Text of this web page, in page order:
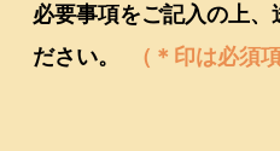
必要事項をご記入の上、
ださい。
（＊印は必須